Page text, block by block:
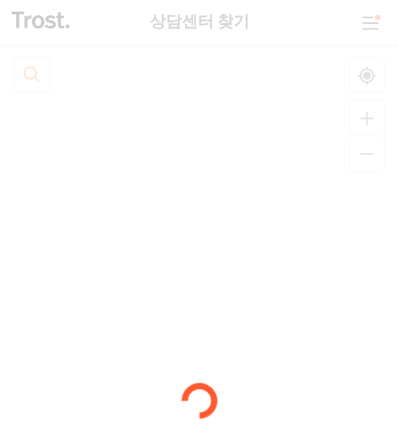
상담센터 찾기